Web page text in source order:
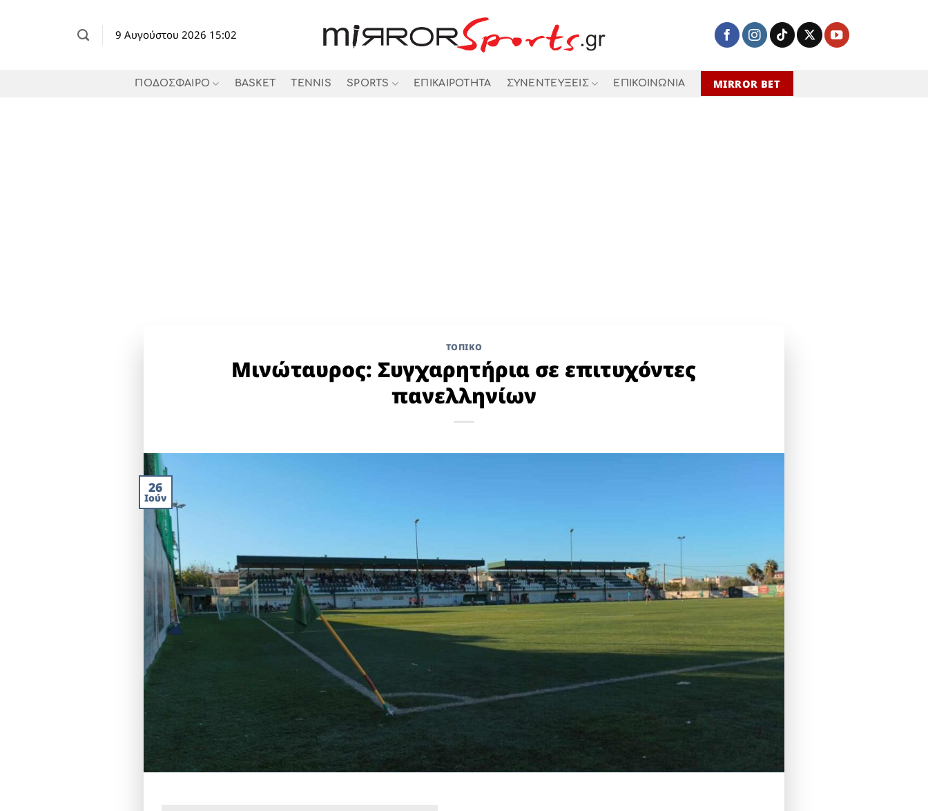
9 Αυγούστου 2026 15:02
ΠΟΔΟΣΦΑΙΡΟ BASKET TENNIS SPORTS ΕΠΙΚΑΙΡΟΤΗΤΑ ΣΥΝΕΝΤΕΥΞΕΙΣ ΕΠΙΚΟΙΝΩΝΙΑ MIRROR BET
ΤΟΠΙΚΌ
Μινώταυρος: Συγχαρητήρια σε επιτυχόντες
πανελληνίων
26
Ιούν